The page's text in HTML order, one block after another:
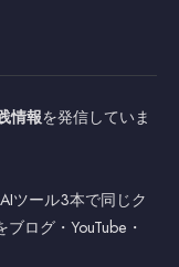
情報を発信していま
ツール3本で同じク
ログ・YouTube・